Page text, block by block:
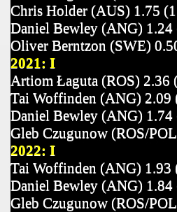
Chris Holder (AUS) 1.75
Daniel Bewley (ANG) 1.24
Oliver Berntzon (SWE)
2021: I
Artiom Łaguta (ROS) 2.36
Tai Woffinden (ANG) 2.09
Daniel Bewley (ANG) 1.74
Gleb Czugunow (ROS/
2022: I
Tai Woffinden (ANG) 1.93
Daniel Bewley (ANG) 1.84
Gleb Czugunow (ROS/